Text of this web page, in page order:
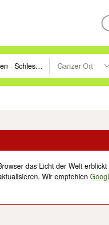
Pfeiltasten nach oben/
eingeben. Eingabetaste
Ganzer Ort
Suche im
das Licht der Welt
Wir empfehlen